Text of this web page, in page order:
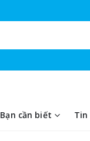
Bạn cần biết